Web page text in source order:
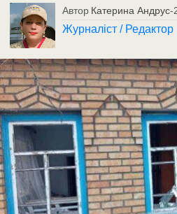
Автор Катерина Андрус-
Журналіст / Редактор